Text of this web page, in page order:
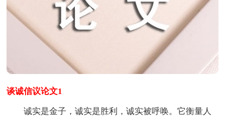
谈诚信议论文1
诚实是金子，诚实是胜利，诚实被呼唤。它衡量人